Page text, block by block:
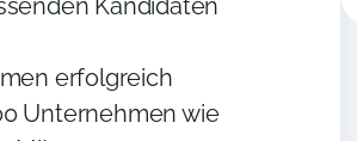
Kandidaten
erfolgreich
Unternehmen wie